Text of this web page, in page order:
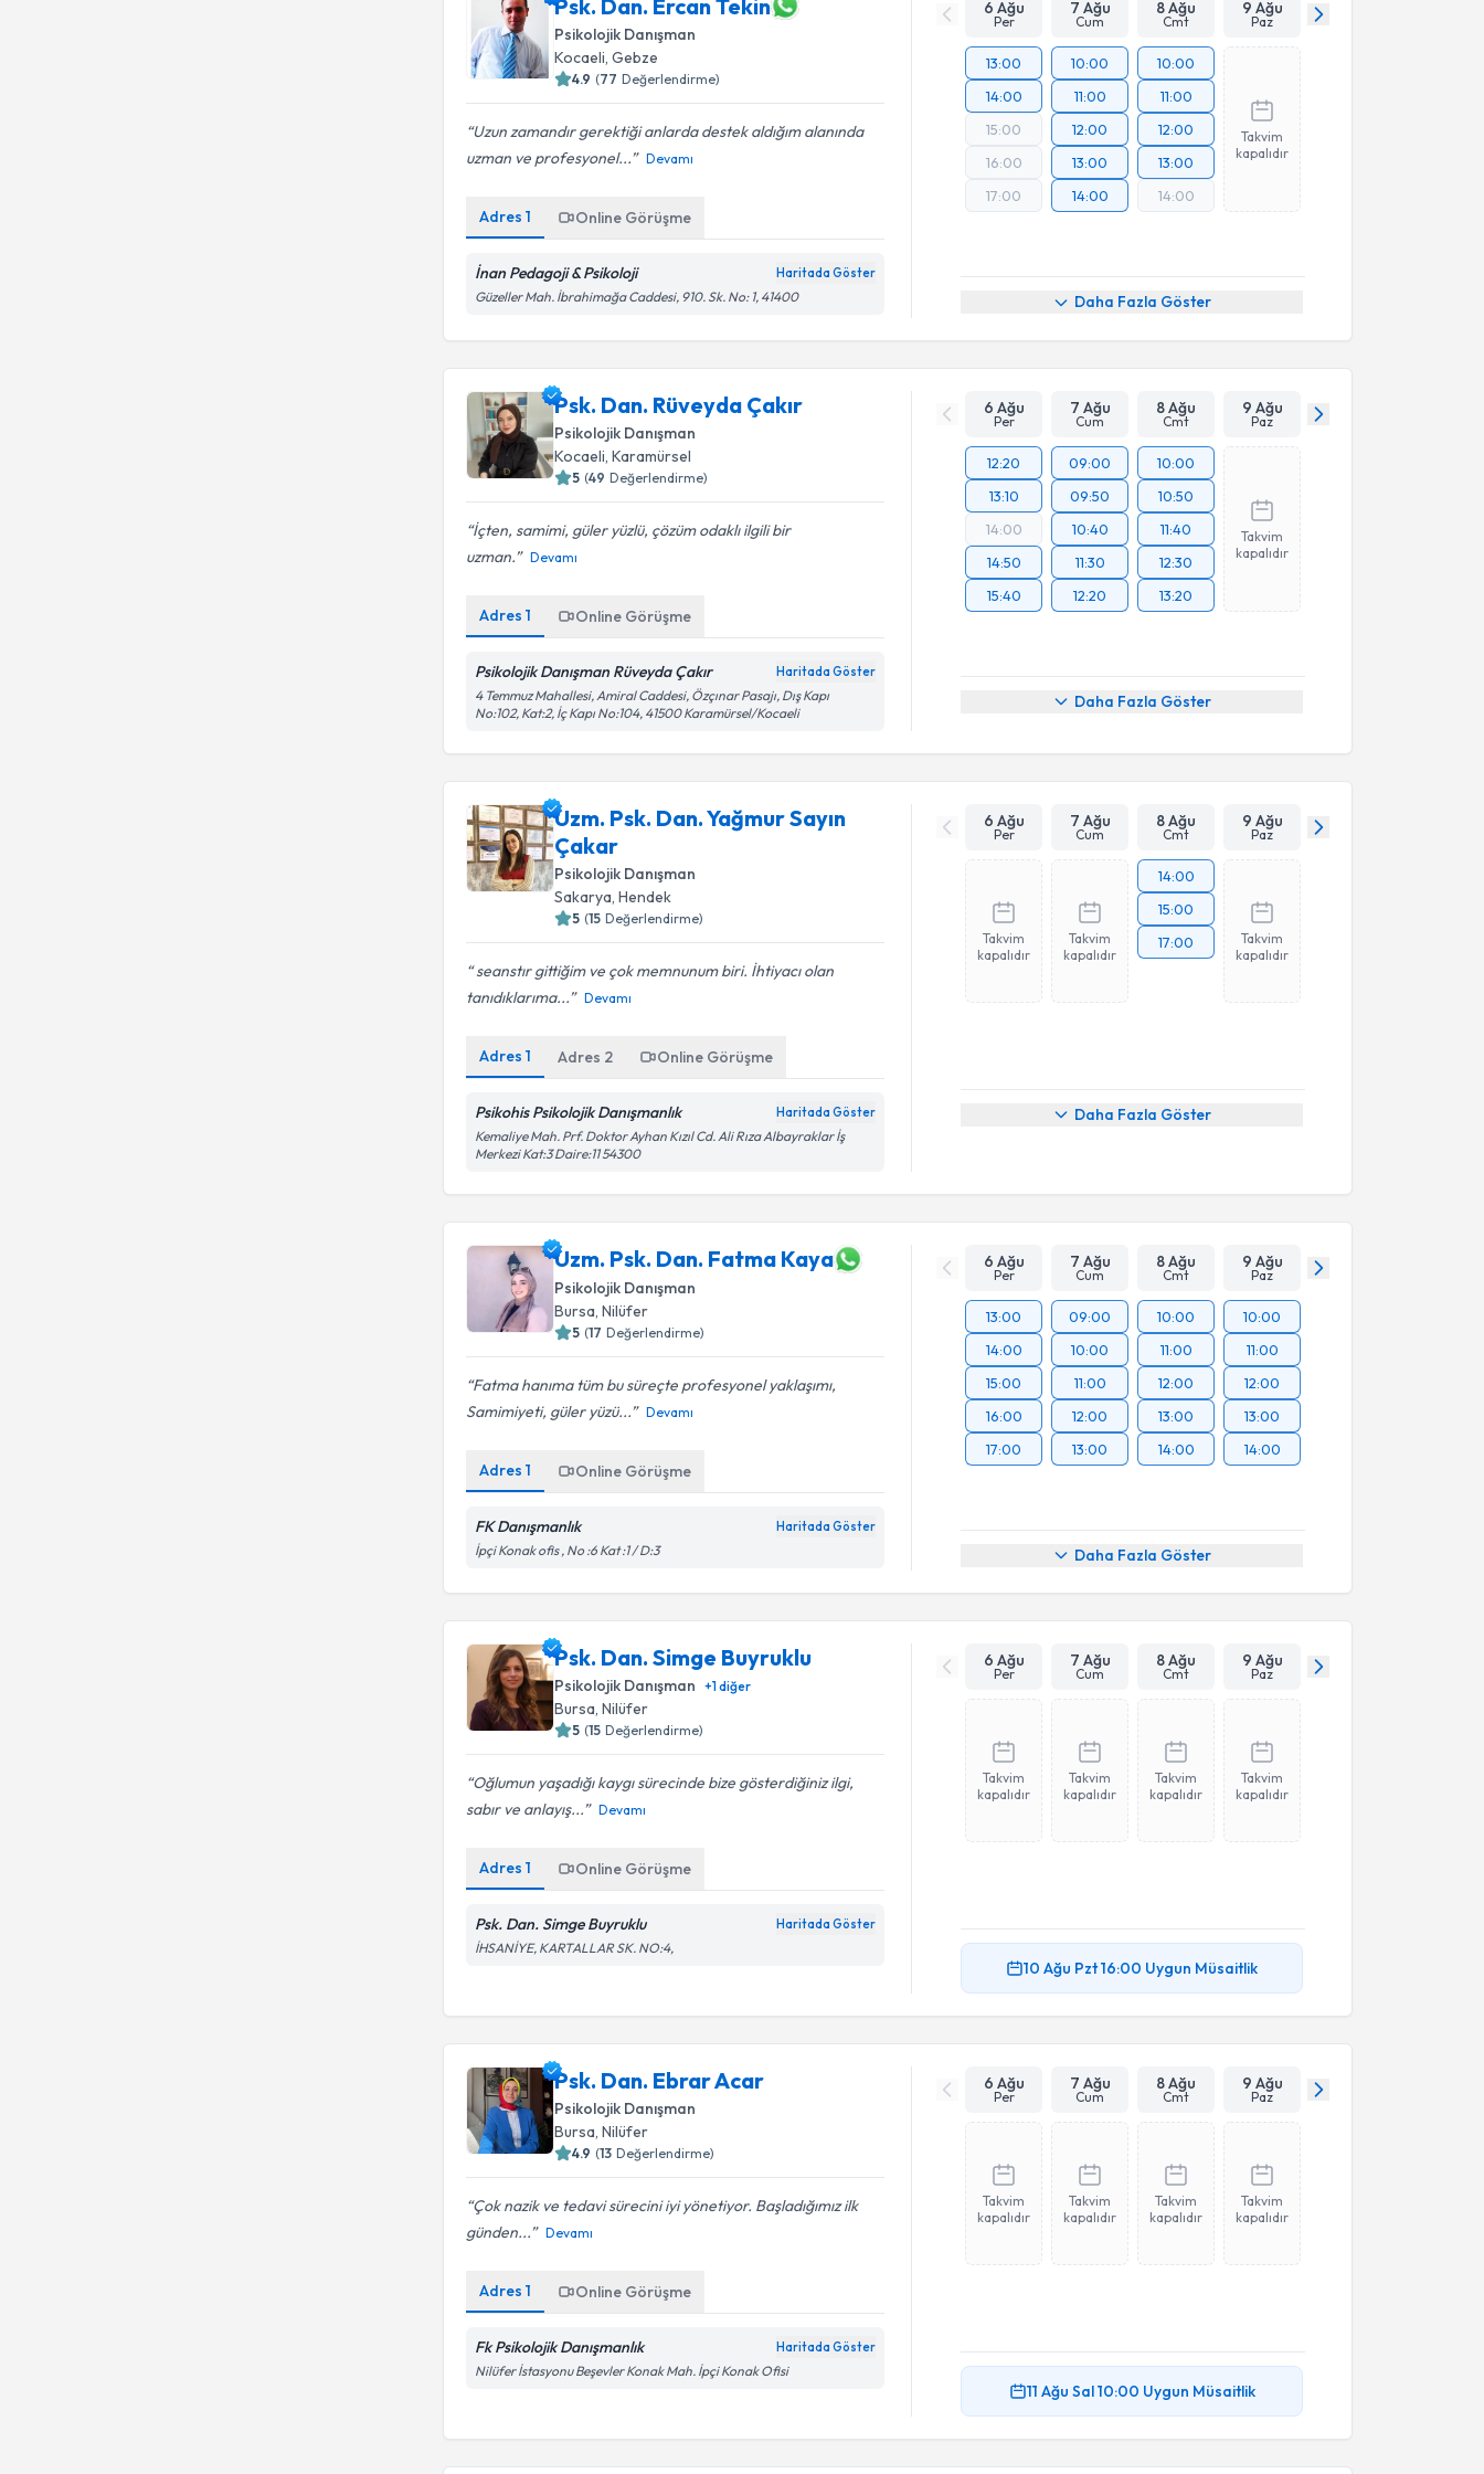
Psk. Dan. Ercan Tekin
Psikolojik Danışman
Kocaeli, Gebze
4.9 (77 Değerlendirme)
Uzun zamandır gerektiği anlarda destek aldığım alanında
uzman ve profesyonel...
Devamı
Adres1 Online Görüşme
İnan Pedagoji & Psikoloji Haritada Göster
Güzeller Mah. İbrahimağa Caddesi, 910. Sk. No: 1, 41400
6 Ağu
Per
7 Ağu
Cum
8 Ağu
Cmt
9 Ağu
Paz
13:00
14:00
15:00
16:00
17:00
10:00
11:00
12:00
13:00
14:00
10:00
11:00
12:00
13:00
14:00
Takvim
kapalıdır
Daha Fazla Göster
Psk. Dan. Rüveyda Çakır
Psikolojik Danışman
Kocaeli , Karamürsel
5 (49 Değerlendirme)
İçten, samimi, güler yüzlü, çözüm odaklı ilgili bir
uzman.
Devamı
Adres1 Online Görüşme
Psikolojik Danışman Rüveyda Çakır Haritada Göster
4 Temmuz Mahallesi, Amiral Caddesi, Özçınar Pasajı, Dış Kapı
No:102, Kat:2, İç Kapı No:104, 41500 Karamürsel/Kocaeli
6 Ağu
Per
7 Ağu
Cum
8 Ağu
Cmt
9 Ağu
Paz
12:20
13:10
14:00
14:50
15:40
09:00
09:50
10:40
11:30
12:20
10:00
10:50
11:40
12:30
13:20
Takvim
kapalıdır
Daha Fazla Göster
Uzm. Psk. Dan. Yağmur Sayın
Çakar
Psikolojik Danışman
Sakarya , Hendek
5 (15 Değerlendirme)
seanstır gittiğim ve çok memnunum biri. İhtiyacı olan
tanıdıklarıma...
Devamı
Adres1 Adres 2 Online Görüşme
Psikohis Psikolojik Danışmanlık Haritada Göster
Kemaliye Mah. Prf. Doktor Ayhan Kızıl Cd. Ali Rıza Albayraklar İş
Merkezi Kat:3 Daire:11 54300
6 Ağu
Per
7 Ağu
Cum
8 Ağu
Cmt
9 Ağu
Paz
Takvim
kapalıdır
Takvim
kapalıdır
14:00
15:00
17:00
Takvim
kapalıdır
Daha Fazla Göster
Uzm. Psk. Dan. Fatma Kaya
Psikolojik Danışman
Bursa , Nilüfer
5 (17 Değerlendirme)
Fatma hanıma tüm bu süreçte profesyonel yaklaşımı,
Samimiyeti, güler yüzü...
Devamı
Adres1 Online Görüşme
FK Danışmanlık Haritada Göster
İpçi Konak ofis , No :6 Kat :1 / D:3
6 Ağu
Per
7 Ağu
Cum
8 Ağu
Cmt
9 Ağu
Paz
13:00
14:00
15:00
16:00
17:00
09:00
10:00
11:00
12:00
13:00
10:00
11:00
12:00
13:00
14:00
10:00
11:00
12:00
13:00
14:00
Daha Fazla Göster
Psk. Dan. Simge Buyruklu
Psikolojik Danışman +1diğer
Bursa, Nilüfer
5 (15 Değerlendirme)
Oğlumun yaşadığı kaygı sürecinde bize gösterdiğiniz ilgi,
sabır ve anlayış...
Devamı
Adres1 Online Görüşme
Psk. Dan. Simge Buyruklu Haritada Göster
İHSANİYE, KARTALLAR SK. NO:4,
6 Ağu
Per
7 Ağu
Cum
8 Ağu
Cmt
9 Ağu
Paz
Takvim
kapalıdır
Takvim
kapalıdır
Takvim
kapalıdır
Takvim
kapalıdır
10 Ağu Pzt16:00 Uygun Müsaitlik
Psk. Dan. Ebrar Acar
Psikolojik Danışman
Bursa, Nilüfer
4.9 (13 Değerlendirme)
Çok nazik ve tedavi sürecini iyi yönetiyor. Başladığımız ilk
günden...
Devamı
Adres1 Online Görüşme
Fk Psikolojik Danışmanlık Haritada Göster
Nilüfer İstasyonu Beşevler Konak Mah. İpçi Konak Ofisi
6 Ağu
Per
7 Ağu
Cum
8 Ağu
Cmt
9 Ağu
Paz
Takvim
kapalıdır
Takvim
kapalıdır
Takvim
kapalıdır
Takvim
kapalıdır
11 Ağu Sal10:00 Uygun Müsaitlik